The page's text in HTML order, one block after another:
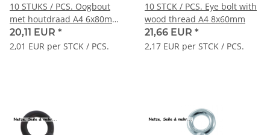
10 STUKS / PCS. Oogbout
met houtdraad A4 6x80mm
zwart mat
20,11 EUR *
2,01 EUR per STCK / PCS.
10 STCK / PCS. Eye bolt with
wood thread A4 8x60mm
21,66 EUR *
2,17 EUR per STCK / PCS.